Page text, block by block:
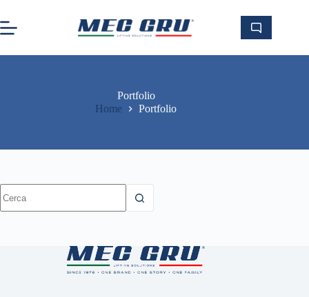
contenuto
Portfolio
Home
Portfolio
risultato